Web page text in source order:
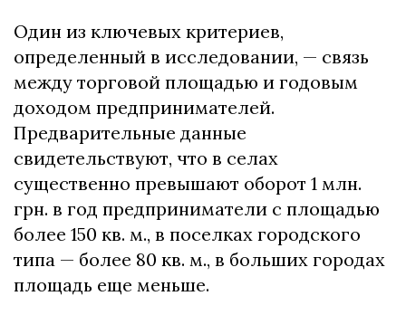
Один из ключевых критериев,
определенный в исследовании, — связь
между торговой площадью и годовым
доходом предпринимателей.
Предварительные данные
свидетельствуют, что в селах
существенно превышают оборот 1 млн.
грн. в год предприниматели с площадью
более 150 кв. м., в поселках городского
типа — более 80 кв. м., в больших городах
площадь еще меньше.